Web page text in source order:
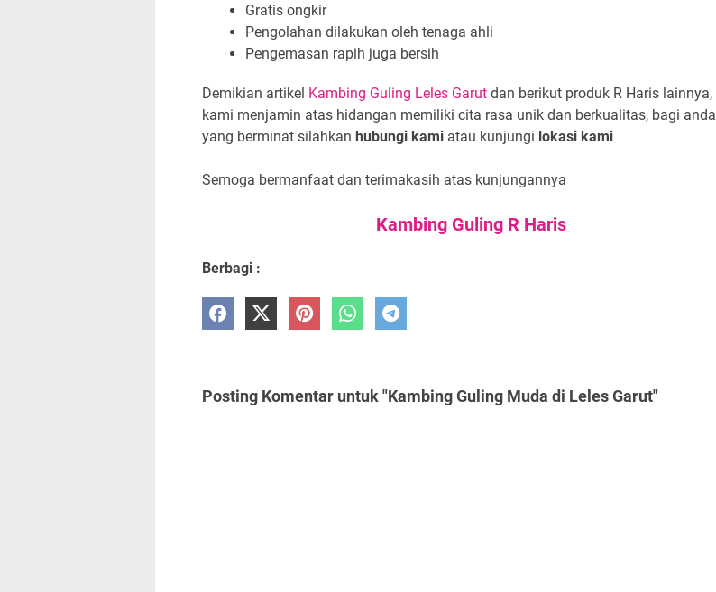
Gratis ongkir
Pengolahan dilakukan oleh tenaga ahli
Pengemasan rapih juga bersih
Demikian artikel Kambing Guling Leles Garut dan berikut produk R Haris lainnya,
kami menjamin atas hidangan memiliki cita rasa unik dan berkualitas, bagi anda
yang berminat silahkan hubungi kami atau kunjungi lokasi kami
Semoga bermanfaat dan terimakasih atas kunjungannya
Kambing Guling R Haris
Berbagi :
Posting Komentar untuk "Kambing Guling Muda di Leles Garut"